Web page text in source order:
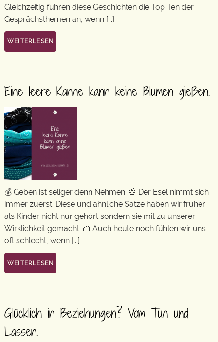
Gleichzeitig führen diese Geschichten die Top Ten der
Gesprächsthemen an, wenn [...]
WEITERLESEN
Eine leere Kanne kann keine Blumen gießen.
💰 Geben ist seliger denn Nehmen. 💩 Der Esel nimmt sich
immer zuerst. Diese und ähnliche Sätze haben wir früher
als Kinder nicht nur gehört sondern sie mit zu unserer
Wirklichkeit gemacht. 🍰 Auch heute noch fühlen wir uns
oft schlecht, wenn [...]
WEITERLESEN
Glücklich in Beziehungen? Vom Tun und
Lassen.